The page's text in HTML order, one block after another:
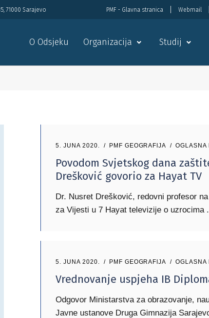
71000 Sarajevo PMF - Glavna stranica Webmail
O Odsjeku Organizacija Studij
5. JUNA 2020. PMF GEOGRAFIJA OGLASNA
Povodom Svjetskog dana
Drešković govorio za Hayat TV
Dr. Nusret Drešković, redovni profesor
za Vijesti u 7 Hayat televizije o uzrocima
5. JUNA 2020. PMF GEOGRAFIJA OGLASNA
Vrednovanje uspjeha IB
Odgovor Ministarstva za obrazovanje,
Javne ustanove Druga Gimnazija